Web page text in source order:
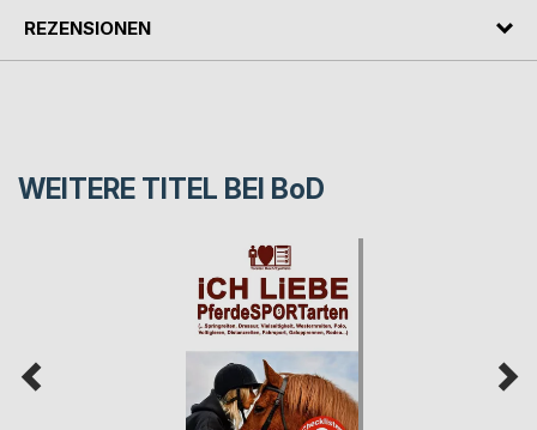
REZENSIONEN
WEITERE TITEL BEI BoD